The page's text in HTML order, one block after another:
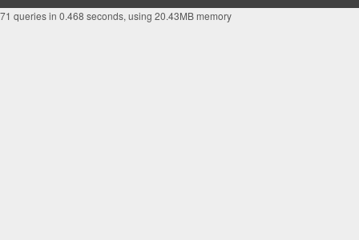
71 queries in 0.468 seconds, using 20.43MB memory